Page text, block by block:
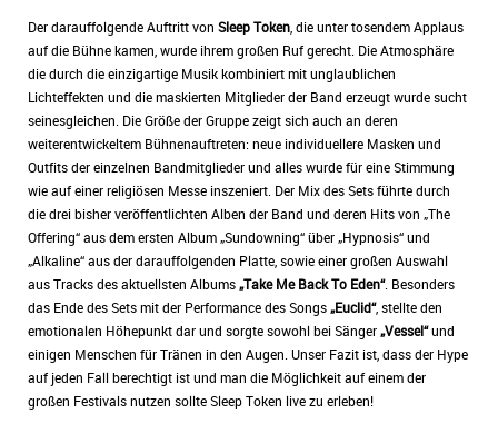
Der darauffolgende Auftritt von Sleep Token , die unter tosendem Applaus
auf die Bühne kamen, wurde ihrem großen Ruf gerecht. Die Atmosphäre
die durch die einzigartige Musik kombiniert mit unglaublichen
Lichteffekten und die maskierten Mitglieder der Band erzeugt wurde sucht
seinesgleichen. Die Größe der Gruppe zeigt sich auch an deren
weiterentwickeltem Bühnenauftreten: neue individuellere Masken und
Outfits der einzelnen Bandmitglieder und alles wurde für eine Stimmung
wie auf einer religiösen Messe inszeniert. Der Mix des Sets führte durch
die drei bisher veröffentlichten Alben der Band und deren Hits von „The
Offering“ aus dem ersten Album „Sundowning“ über „Hypnosis“ und
„Alkaline“ aus der darauffolgenden Platte, sowie einer großen Auswahl
aus Tracks des aktuellsten Albums„Take Me Back To Eden“. Besonders
das Ende des Sets mit der Performance des Songs„Euclid“, stellte den
emotionalen Höhepunkt dar und sorgte sowohl bei Sänger„Vessel“und
einigen Menschen für Tränen in den Augen. Unser Fazit ist, dass der Hype
auf jeden Fall berechtigt ist und man die Möglichkeit auf einem der
großen Festivals nutzen sollte Sleep Token live zu erleben!